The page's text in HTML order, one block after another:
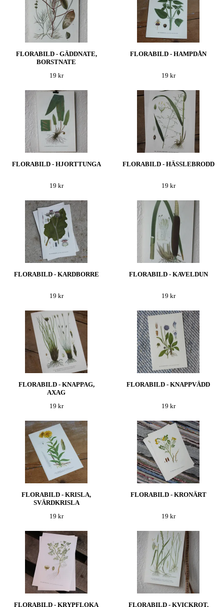
FLORABILD - GÄDDNATE,
BORSTNATE
19 kr
FLORABILD - HAMPDÅN
19 kr
FLORABILD - HJORTTUNGA
19 kr
FLORABILD - HÄSSLEBRODD
19 kr
FLORABILD - KARDBORRE
19 kr
FLORABILD - KAVELDUN
19 kr
FLORABILD - KNAPPAG,
AXAG
19 kr
FLORABILD - KNAPPVÄDD
19 kr
FLORABILD - KRISLA,
SVÄRDKRISLA
19 kr
FLORABILD - KRONÄRT
19 kr
FLORABILD - KRYPFLOKA FLORABILD - KVICKROT,